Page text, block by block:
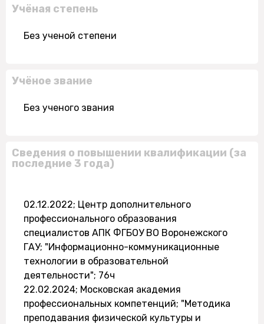
Учёная степень
Без ученой степени
Учёное звание
Без ученого звания
Сведения о повышении квалификации (за
последние 3 года)
02.12.2022; Центр дополнительного
профессионального образования
специалистов АПК ФГБОУ ВО Воронежского
ГАУ; "Информационно-коммуникационные
технологии в образовательной
деятельности"; 76ч
22.02.2024; Московская академия
профессиональных компетенций; "Методика
преподавания физической культуры и